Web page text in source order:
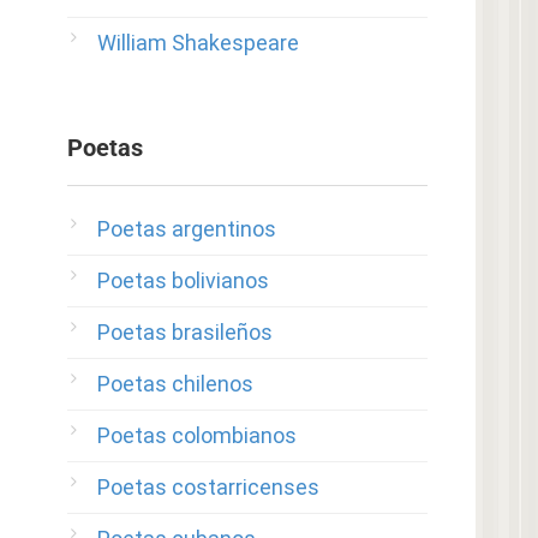
William Shakespeare
Poetas
Poetas argentinos
Poetas bolivianos
Poetas brasileños
Poetas chilenos
Poetas colombianos
Poetas costarricenses